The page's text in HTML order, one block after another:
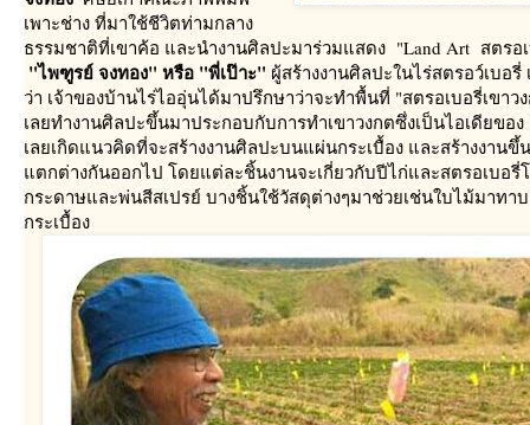
เพาะช่าง ที่มาใช้ชีวิตท่ามกลาง
ธรรมชาติที่เขาค้อ และนำงานศิลปะมาร่วมแสดง "Land Art สตรอ
"ไพฑูรย์ จงทอง" หรือ "พี่เป๊าะ" ผู้สร้างงานศิลปะในไร่สตรอว์เบอ
ว่า เจ้าของบ้านไร่ไออุ่นได้มาปรึกษาว่าจะทำพื้นที่ "สตรอเบอรี่เขา
เลยทำงานศิลปะขึ้นมาประกอบกับการทำเขาวงกตซึ่งเป็นไอเดียของ
เลยเกิดแนวคิดที่จะสร้างงานศิลปะบนแผ่นกระเบื้อง และสร้างงาน
ตกต่างกันออกไป โดยแต่ละชิ้นงานจะเกี่ยวกับปีไก่และสตรอเบอ
กระดาษและพ่นสีสเปรย์ บางชิ้นใช้วัสดุต่างๆมาช่วยเช่นใบไม้มาท
กระเบื้อง